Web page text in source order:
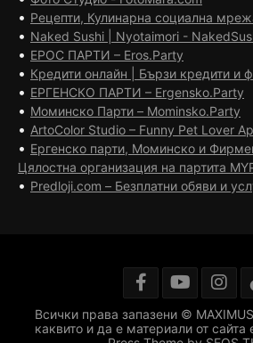
• Рецепти, Кулинарна социална
• Naked Sushi | Nyotaimori -
• ЕРОС ПАРТИ – Eros.Party
• Кредити онлайн | Бързи кредити и
• ЕРГЕНСКО ПАРТИ – Ergensko.Party
• Моминско Парти – Mominsko.Party
• ArtoColor Studio – Funny Pet Lover
• Ергенско парти, Моминско и
Цялостна организация на партита
• Predloji.com – Безплатни обяви и
Всички права запазени ©
каквито и да е материали от сайта